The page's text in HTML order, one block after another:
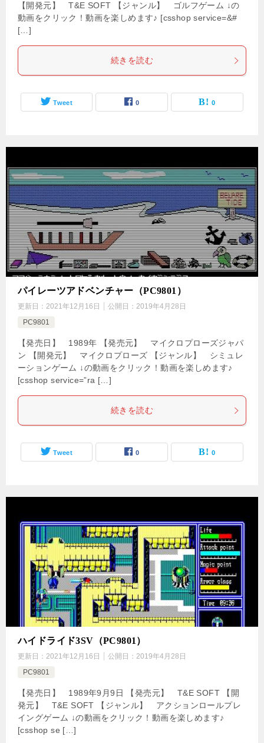
【開発元】 T&E SOFT 【ジャンル】 ゴルフゲーム ↓の
動画をクリック！動画を楽しめます♪ [csshop service=&#
[…]
続きを読む
Tweet 0 0
パイレーツアドベンチャー（PC9801）
更新日： 2021年12月16日 公開日： 2019年4月28日
PC9801
【発売日】 1989年 【発売元】 マイクロプローズジャパ
ン 【開発元】 マイクロプローズ 【ジャンル】 シミュレ
ーションゲーム ↓の動画をクリック！動画を楽しめます♪
[csshop service=”ra […]
続きを読む
Tweet 0 0
ハイドライド3SV（PC9801）
更新日： 2021年12月16日 公開日： 2019年4月28日
PC9801
【発売日】 1989年9月9日 【発売元】 T&E SOFT 【開
発元】 T&E SOFT 【ジャンル】 アクションロールプレ
イングゲーム ↓の動画をクリック！動画を楽しめます♪
[csshop se […]